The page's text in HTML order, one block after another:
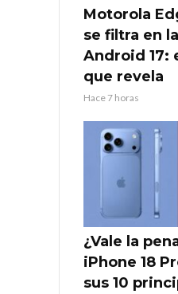
Motorola
se filtra en
Android 17:
que revela
Hace 7 horas
¿Vale la
iPhone 18
sus 10